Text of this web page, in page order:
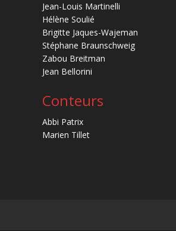
Jean-Louis Martinelli
Hélène Soulié
Brigitte Jaques-Wajeman
Stéphane Braunschweig
Zabou Breitman
Jean Bellorini
Conteurs
Abbi Patrix
Marien Tillet